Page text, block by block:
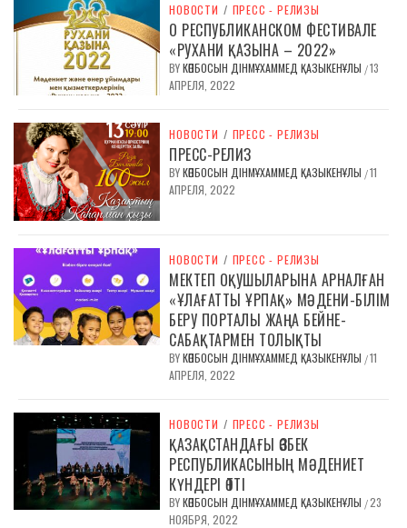
НОВОСТИ / ПРЕСС - РЕЛИЗЫ
О РЕСПУБЛИКАНСКОМ ФЕСТИВАЛЕ
«РУХАНИ ҚАЗЫНА – 2022»
BYКӨПБОСЫН ДІНМҰХАММЕД ҚАЗЫКЕНҰЛЫ /13
АПРЕЛЯ, 2022
НОВОСТИ / ПРЕСС - РЕЛИЗЫ
ПРЕСС-РЕЛИЗ
BYКӨПБОСЫН ДІНМҰХАММЕД ҚАЗЫКЕНҰЛЫ /11
АПРЕЛЯ, 2022
НОВОСТИ / ПРЕСС - РЕЛИЗЫ
МЕКТЕП ОҚУШЫЛАРЫНА АРНАЛҒАН
«ҰЛАҒАТТЫ ҰРПАҚ» МӘДЕНИ-БІЛІМ
БЕРУ ПОРТАЛЫ ЖАҢА БЕЙНЕ-
САБАҚТАРМЕН ТОЛЫҚТЫ
BYКӨПБОСЫН ДІНМҰХАММЕД ҚАЗЫКЕНҰЛЫ /11
АПРЕЛЯ, 2022
НОВОСТИ / ПРЕСС - РЕЛИЗЫ
ҚАЗАҚСТАНДАҒЫ ӨЗБЕК
РЕСПУБЛИКАСЫНЫҢ МӘДЕНИЕТ
КҮНДЕРІ ӨТТІ
BYКӨПБОСЫН ДІНМҰХАММЕД ҚАЗЫКЕНҰЛЫ /23
НОЯБРЯ, 2022